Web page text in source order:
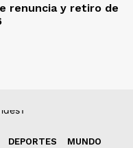
renuncia y retiro de
DEPORTES
MUNDO